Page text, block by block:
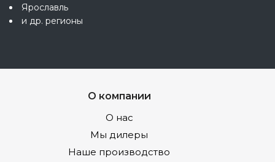
Ярославль
и др. регионы
О компании
О нас
Мы дилеры
Наше производство